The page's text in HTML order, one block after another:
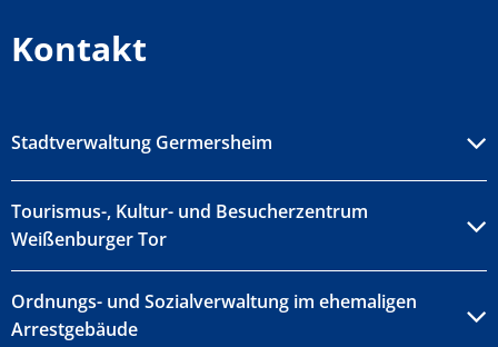
Kontakt
Stadtverwaltung Germersheim
Tourismus-, Kultur- und Besucherzentrum
Weißenburger Tor
Ordnungs- und Sozialverwaltung im ehemaligen
Arrestgebäude